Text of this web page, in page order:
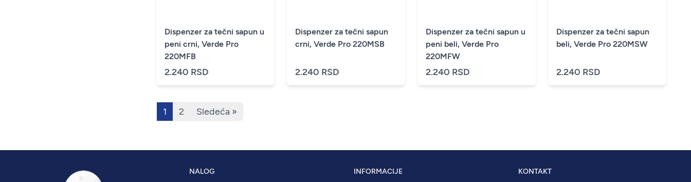
Dispenzer za tečni sapun u
peni crni, Verde Pro
220MFB
2.240 RSD
Dispenzer za tečni sapun
crni, Verde Pro 220MSB
2.240 RSD
Dispenzer za tečni sapun u
peni beli, Verde Pro
220MFW
2.240 RSD
Dispenzer za tečni sapun
beli, Verde Pro 220MSW
2.240 RSD
1 2 Sledeća »
NALOG INFORMACIJE KONTAKT